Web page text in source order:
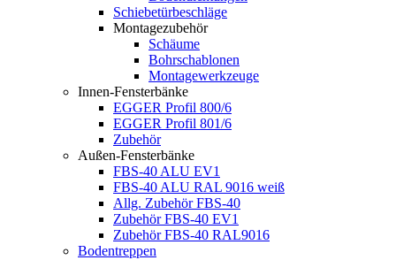
Schiebetürbeschläge
Montagezubehör
Schäume
Bohrschablonen
Montagewerkzeuge
Innen-Fensterbänke
EGGER Profil 800/6
EGGER Profil 801/6
Zubehör
Außen-Fensterbänke
FBS-40 ALU EV1
FBS-40 ALU RAL 9016 weiß
Allg. Zubehör FBS-40
Zubehör FBS-40 EV1
Zubehör FBS-40 RAL9016
Bodentreppen